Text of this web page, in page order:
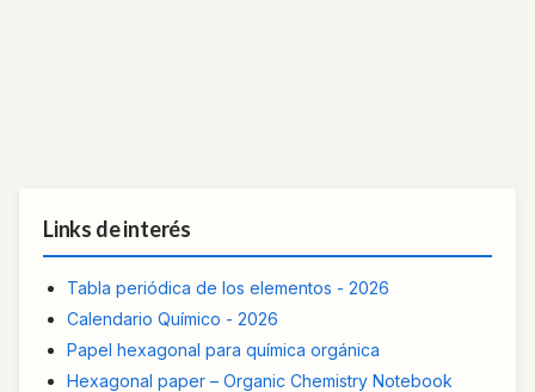
Links de interés
Tabla periódica de los elementos - 2026
Calendario Químico - 2026
Papel hexagonal para química orgánica
Hexagonal paper – Organic Chemistry Notebook